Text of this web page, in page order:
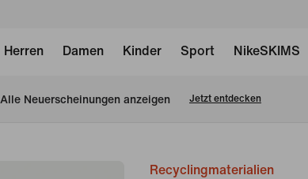
Herren Damen Kinder Sport NikeSKIMS
Alle Neuerscheinungen anzeigen Jetzt entdecken
Bild 1Recyclingmaterialien